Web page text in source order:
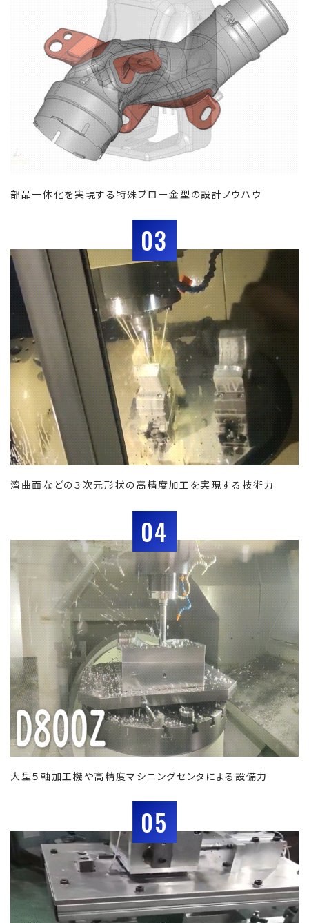
部品一体化を実現する特殊ブロー金型の設計ノウハウ
03
湾曲面などの３次元形状の高精度加工を実現する技術力
04
大型５軸加工機や高精度マシニングセンタによる設備力
05